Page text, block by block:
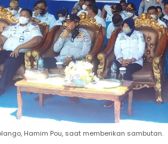
Hamim Pou, saat memberikan sambutan.